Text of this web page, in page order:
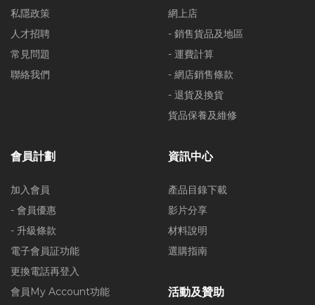
私隱政策
人才招聘
常見問題
聯絡我們
網上店
- 銷售貨品及地區
- 運費計算
- 網店銷售條款
- 退貨及換貨
貨品保養及維修
會員計劃
加入會員
- 會員優惠
- 升級條款
電子會員証功能
更換電話再登入
會員My Account功能
資訊中心
產品目錄下載
影片分享
材料說明
選購指南
活動及贊助